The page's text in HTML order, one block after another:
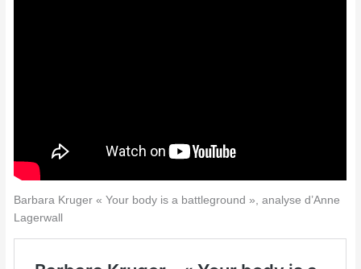
Barbara Kruger « Your body is a battleground », analyse d’Anne
Lagerwall